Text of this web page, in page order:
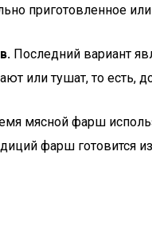
приготовленное
Последний вариант
или тушат, то есть,
мясной фарш
фарш готовится